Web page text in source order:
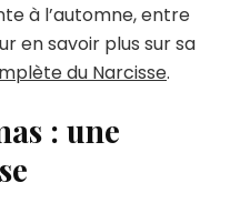
à l’automne, entre
en savoir plus sur sa
du Narcisse.
: une